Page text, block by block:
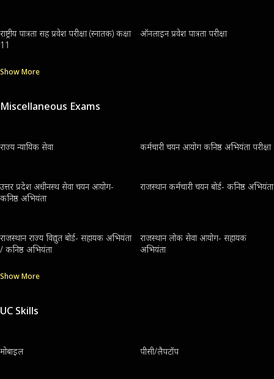
राष्ट्रीय पात्रता सह प्रवेश परीक्षा (स्नातक) कक्षा
11
ऑनलाइन प्रवेश पात्रता परीक्षा
Show More
Miscellaneous Exams
राज्य न्यायिक सेवा कर्मचारी चयन आयोग कनिष्ठ अभियंता परीक्षा
उत्तर प्रदेश अधीनस्थ सेवा चयन आयोग-
कनिष्ठ अभियंता
राजस्थान कर्मचारी चयन बोर्ड- कनिष्ठ अभियंता
राजस्थान राज्य विद्युत बोर्ड- सहायक अभियंता
/ कनिष्ठ अभियंता
राजस्थान लोक सेवा आयोग- सहायक
अभियंता
Show More
UC Skills
मोबाइल पीसी/लैपटॉप